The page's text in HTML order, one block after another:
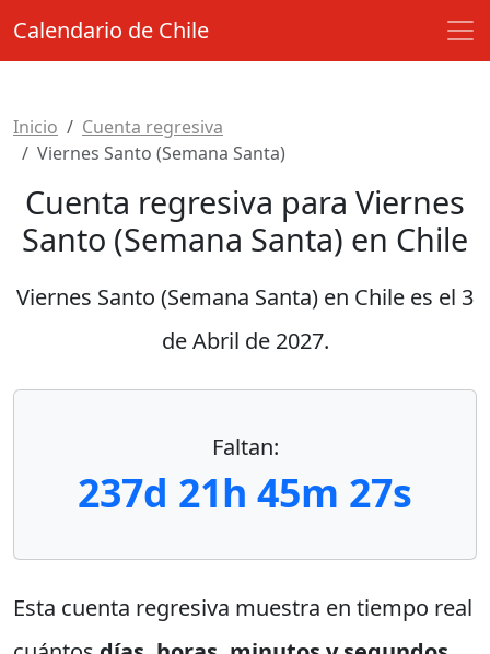
Calendario de Chile
Inicio
Cuenta regresiva
Viernes Santo (Semana Santa)
Cuenta regresiva para Viernes
Santo (Semana Santa) en Chile
Viernes Santo (Semana Santa) en Chile es el 3
de Abril de 2027.
Faltan:
237d 21h 45m 26s
Esta cuenta regresiva muestra en tiempo real